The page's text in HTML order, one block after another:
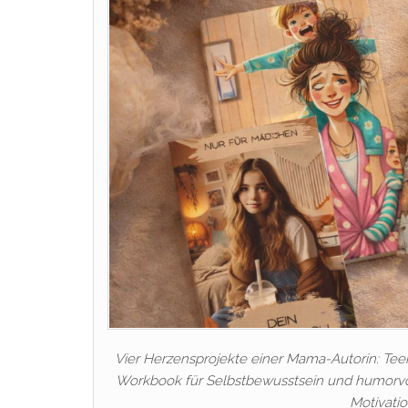
Vier Herzensprojekte einer Mama-Autorin:
Workbook für Selbstbewusstsein und